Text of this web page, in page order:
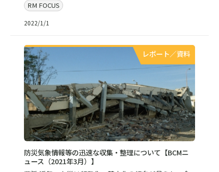
RM FOCUS
2022/1/1
レポート／資料
防災気象情報等の迅速な収集・整理について【BCMニ
ュース（2021年3月）】